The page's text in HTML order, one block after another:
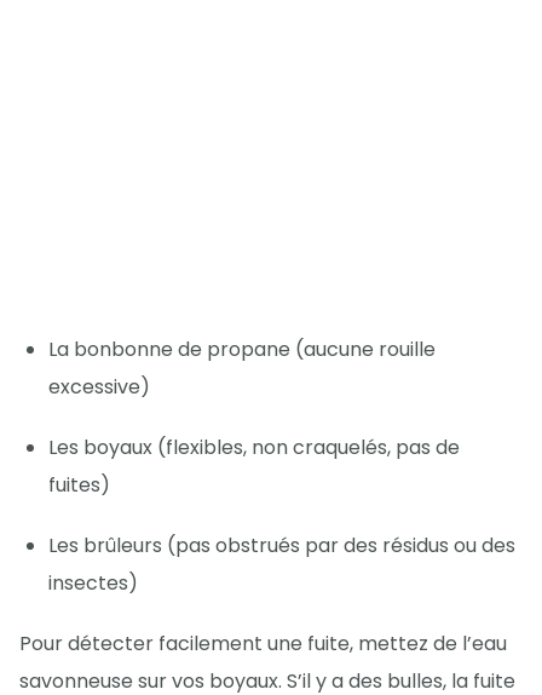
La bonbonne de propane (aucune rouille
excessive)
Les boyaux (flexibles, non craquelés, pas de
fuites)
Les brûleurs (pas obstrués par des résidus ou des
insectes)
Pour détecter facilement une fuite, mettez de l’eau
savonneuse sur vos boyaux. S’il y a des bulles, la fuite